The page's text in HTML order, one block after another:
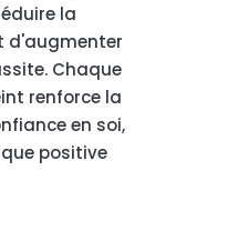
la
d'augmenter
Chaque
renforce la
en soi,
positive